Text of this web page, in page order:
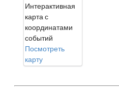
Интерактивная
карта с
координатами
событий
Посмотреть
карту